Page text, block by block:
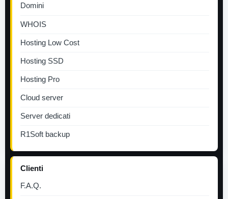
Domini
WHOIS
Hosting Low Cost
Hosting SSD
Hosting Pro
Cloud server
Server dedicati
R1Soft backup
Clienti
F.A.Q.